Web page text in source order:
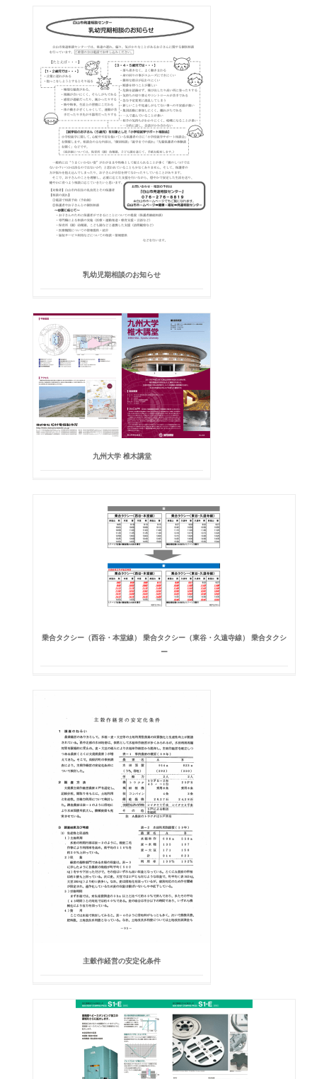
乳幼児期相談のお知らせ
九州大学 椎木講堂
乗合タクシー（西谷・本堂線） 乗合タクシー（東谷・久遠寺線） 乗合タクシ
ー
主穀作経営の安定化条件